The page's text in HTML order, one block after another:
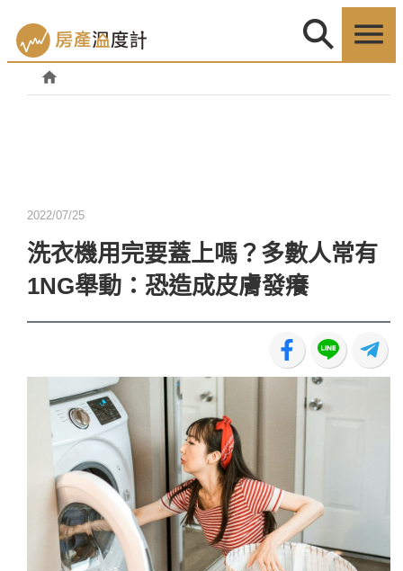
2022/07/25
洗衣機用完要蓋上嗎？多數人常有
1NG舉動：恐造成皮膚發癢